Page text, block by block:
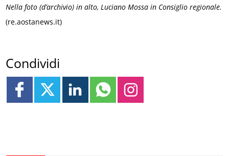
Nella foto (d’archivio) in alto, Luciano Mossa in Consiglio regionale.
(re.aostanews.it)
Condividi